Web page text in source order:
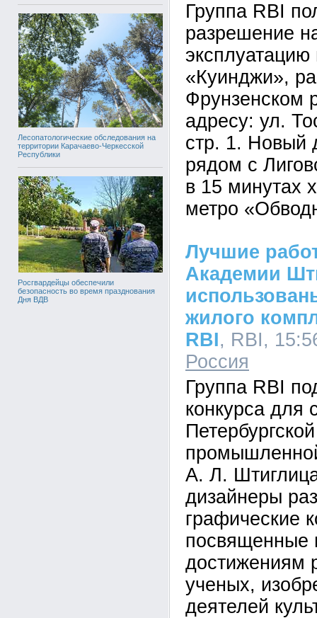
Лесопатологические обследования на
территории Карачаево-Черкесской
Республики
Росгвардейцы обеспечили
безопасность во время празднования
Дня ВДВ
Группа RBI
разрешение
эксплуатацию
«Куинджи»,
Фрунзенском
адресу: ул.
стр. 1. Новый
рядом с
в 15 минутах
метро
Лучшие
Академии
жилого
RBI, RBI,
Россия
Группа RBI
конкурса для
А. Л.
дизайнеры
графические
достижениям
ученых,
деятелей